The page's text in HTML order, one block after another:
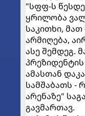
"სფფ-ს
ყრილობა
საკითხი, მათ
არმიღება,
ასე შემდეგ.
პრეზიდენტის
ამასთან
სამშაბათს -
არენაზე"
გავმართავ.